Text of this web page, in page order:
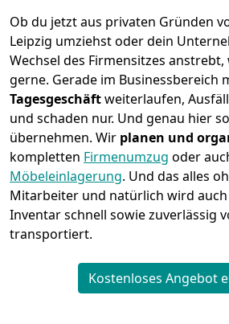
Ob du jetzt aus privaten Gründen
Leipzig umziehst oder dein
Wechsel des Firmensitzes
gerne. Gerade im Businessbereich
Tagesgeschäftweiterlaufen,
und schaden nur. Und genau hier
übernehmen. Wir planen und
kompletten Firmenumzug oder
Möbeleinlagerung. Und das alles
Mitarbeiter und natürlich wird
Inventar schnell sowie zuverlässig
transportiert.
Kostenloses Angebot